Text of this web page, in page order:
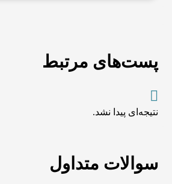
پست‌های مرتبط
نتیجه‌ای پیدا نشد.
سوالات متداول